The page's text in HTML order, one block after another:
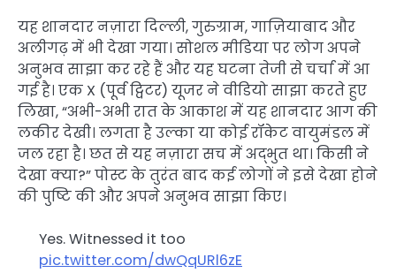
यह शानदार नज़ारा दिल्ली, गुरुग्राम, गाज़ियाबाद और
अलीगढ़ में भी देखा गया। सोशल मीडिया पर लोग अपने
अनुभव साझा कर रहे हैं और यह घटना तेजी से चर्चा में आ
गई है। एक X (पूर्व ट्विटर) यूजर ने वीडियो साझा करते हुए
लिखा, “अभी-अभी रात के आकाश में यह शानदार आग की
लकीर देखी। लगता है उल्का या कोई रॉकेट वायुमंडल में
जल रहा है। छत से यह नज़ारा सच में अद्भुत था। किसी ने
देखा क्या?” पोस्ट के तुरंत बाद कई लोगों ने इसे देखा होने
की पुष्टि की और अपने अनुभव साझा किए।
Yes. Witnessed it too
pic.twitter.com/dwQqURl6zE